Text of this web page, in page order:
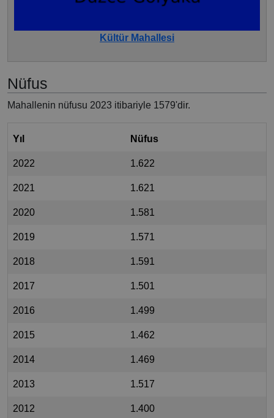
Kültür Mahallesi
Nüfus
Mahallenin nüfusu 2023 itibariyle 1579'dir.
Yıl Nüfus
2022 1.622
2021 1.621
2020 1.581
2019 1.571
2018 1.591
2017 1.501
2016 1.499
2015 1.462
2014 1.469
2013 1.517
2012 1.400